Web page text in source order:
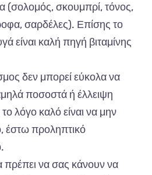
(σολομός, σκουμπρί, τόνος,
σαρδέλες). Επίσης το
είναι καλή πηγή βιταμίνης
δεν μπορεί εύκολα να
ποσοστά ή έλλειψη
το λόγο καλό είναι να μην
έστω προληπτικό
να σας κάνουν να